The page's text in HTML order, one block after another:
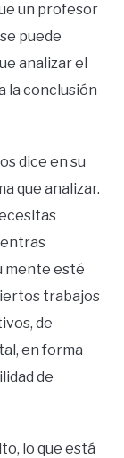
un profesor
puede
analizar el
la conclusión
dice en su
que analizar.
mente esté
trabajos
de
en forma
de
lo que está